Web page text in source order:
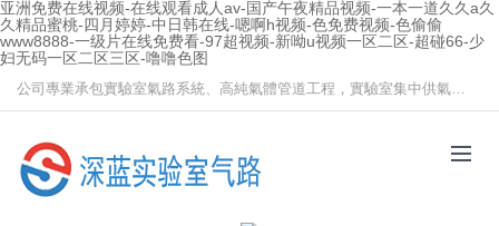
亚洲免费在线视频-在线观看成人av-国产午夜精品视频-一本一道久久a久
久精品蜜桃-四月婷婷-中日韩在线-嗯啊h视频-色免费视频-色偷偷
www8888-一级片在线免费看-97超视频-新呦u视频一区二区-超碰66-少
妇无码一区二区三区-噜噜色图
公司專業承包實驗室氣路系統、高純氣體管道工程，實驗室集中供氣系統、高純高壓氣體系統設計與施工，歡迎咨詢！